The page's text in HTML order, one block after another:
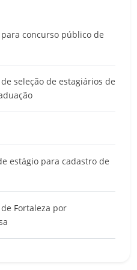
concurso público de
seleção de estagiários de
estágio para cadastro de
Fortaleza por